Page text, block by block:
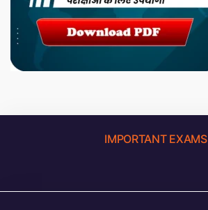
IMPORTANT EXAMS